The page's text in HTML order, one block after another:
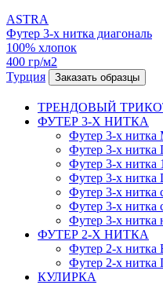
ASTRA
Футер 3-х нитка диагональ
100% хлопок
400 гр/м2
Турция
Заказать образцы
ТРЕНДОВЫЙ
ФУТЕР 3-Х НИТКА
Футер 3-х
Футер 3-х
Футер 3-х
Футер 3-х
Футер 3-х
Футер 3-х
Футер 3-х
ФУТЕР 2-Х НИТКА
Футер 2-х
Футер 2-х
КУЛИРКА